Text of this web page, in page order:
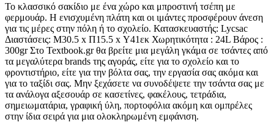
Το κλασσικό σακίδιο με ένα χώρο και μπροστινή τσέπη με
φερμουάρ. Η ενισχυμένη πλάτη και οι ιμάντες προσφέρουν άνεση
για τις μέρες στην πόλη ή το σχολείο. Κατασκευαστής: Lycsac
Διαστάσεις: Μ30.5 x Π15.5 x Υ41εκ Χωρητικότητα : 24L Βάρος :
300gr Στο Textbook.gr θα βρείτε μια μεγάλη γκάμα σε τσάντες από
τα μεγαλύτερα brands της αγοράς, είτε για το σχολείο και το
φροντιστήριο, είτε για την βόλτα σας, την εργασία σας ακόμα και
για το ταξίδι σας. Μην ξεχάσετε να συνοδέψετε την τσάντα σας με
τα ανάλογα αξεσουάρ σε κασετίνες, φακέλους, τετράδια,
σημειωματάρια, γραφική ύλη, πορτοφόλια ακόμη και ομπρέλες
στην ίδια σειρά για μια ολοκληρωμένη εμφάνιση.